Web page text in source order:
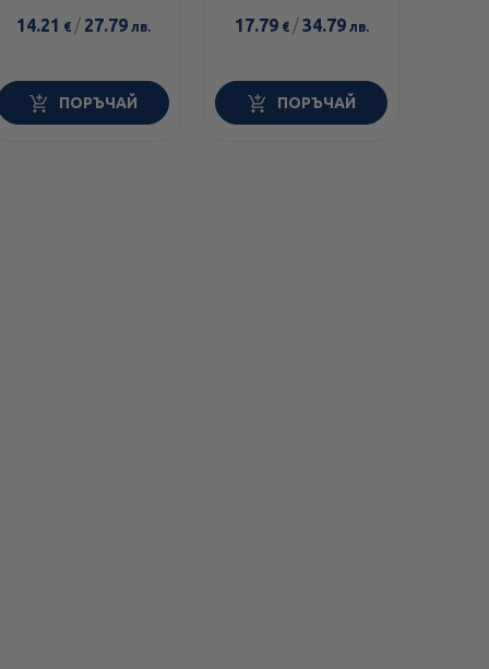
капсули
14.21 € / 27.79лв.
ПОРЪЧАЙ
Natural Factors
17.79€ /34.79лв.
ПОРЪЧАЙ